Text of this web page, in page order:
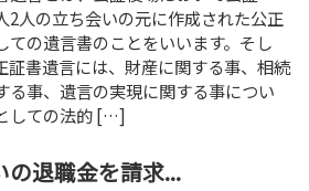
2人の立ち会いの元に作成された公正
ての遺言書のことをいいます。そし
証書遺言には、財産に関する事、相続
る事、遺言の実現に関する事につい
しての法的 […]
の退職金を請求...